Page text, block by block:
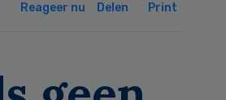
Reageer nu Delen Print